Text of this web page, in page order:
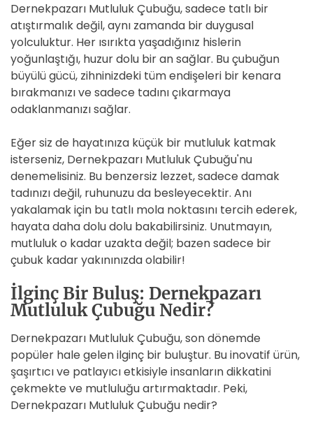
Dernekpazarı Mutluluk Çubuğu, sadece tatlı bir
atıştırmalık değil, aynı zamanda bir duygusal
yolculuktur. Her ısırıkta yaşadığınız hislerin
yoğunlaştığı, huzur dolu bir an sağlar. Bu çubuğun
büyülü gücü, zihninizdeki tüm endişeleri bir kenara
bırakmanızı ve sadece tadını çıkarmaya
odaklanmanızı sağlar.
Eğer siz de hayatınıza küçük bir mutluluk katmak
isterseniz, Dernekpazarı Mutluluk Çubuğu'nu
denemelisiniz. Bu benzersiz lezzet, sadece damak
tadınızı değil, ruhunuzu da besleyecektir. Anı
yakalamak için bu tatlı mola noktasını tercih ederek,
hayata daha dolu dolu bakabilirsiniz. Unutmayın,
mutluluk o kadar uzakta değil; bazen sadece bir
çubuk kadar yakınınızda olabilir!
İlginç Bir Buluş: Dernekpazarı
Mutluluk Çubuğu Nedir?
Dernekpazarı Mutluluk Çubuğu, son dönemde
popüler hale gelen ilginç bir buluştur. Bu inovatif ürün,
şaşırtıcı ve patlayıcı etkisiyle insanların dikkatini
çekmekte ve mutluluğu artırmaktadır. Peki,
Dernekpazarı Mutluluk Çubuğu nedir?